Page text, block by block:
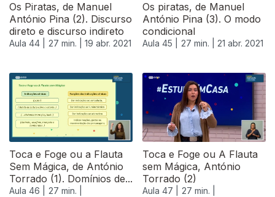
Os Piratas, de Manuel
António Pina (2). Discurso
direto e discurso indireto
Aula 44 | 27 min. | 19 abr. 2021
Os piratas, de Manuel
António Pina (3). O modo
condicional
Aula 45 | 27 min. | 21 abr. 2021
Toca e Foge ou a Flauta
Sem Mágica, de António
Torrado (1). Domínios de...
Aula 46 |
27 min. |
Toca e Foge ou A Flauta
sem Mágica, António
Torrado (2)
Aula 47 |
27 min. |
540101